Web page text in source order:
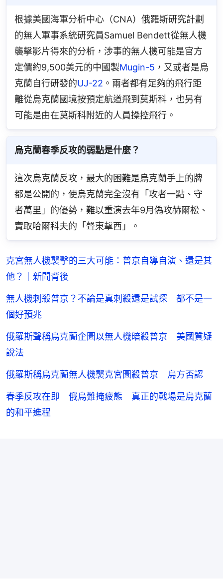
根據美國海軍分析中心（CNA）俄羅斯研究計劃
的無人軍事系統研究員Samuel Bendett從無人機
襲擊影片得來的分析，涉事的無人機可能是官方
定價約9,500美元的中國製Mugin-5 ，又或者是烏
克蘭自行研發的UJ-22 。兩者都有足夠的飛行距
離從烏克蘭國境按預定航道飛到莫斯科，也另有
可能是由在莫斯科附近的人員操控飛行。
烏克蘭春季反攻的弱點是什麼？
這次烏克蘭反攻，最大的困難是烏克蘭手上的牌
都是公開的，使烏克蘭完全沒有「攻者一點、守
者萬里」的優勢，難以重演去年9月偽攻赫爾松、
實取哈爾科夫的「聲東擊西」。
克宮無人機襲擊的三大可能：普京自導自演、還是其
他？｜新聞背後
無人機刺殺普京？不論是真刺殺還是試探 都不是一
個好預兆
俄羅斯聲稱烏克蘭企圖以無人機暗殺普京 美國質疑
說法
俄羅斯稱烏克蘭無人機襲克宮圖殺普京 烏方否認
春季反攻在即 俄烏難掩疲態 真正的戰場是烏克蘭
的和平進程